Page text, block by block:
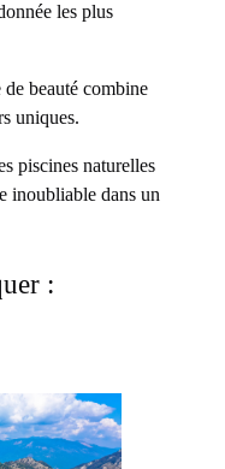
les plus
de beauté combine
uniques.
piscines naturelles
inoubliable dans un
: